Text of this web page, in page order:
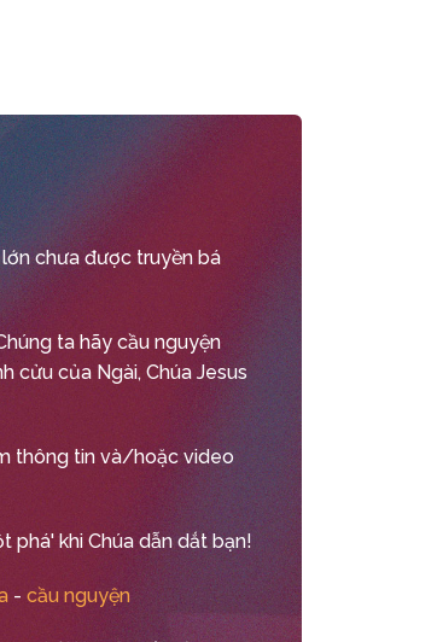
chưa được truyền bá
ta hãy cầu nguyện
cửu của Ngài, Chúa Jesus
thông tin và/hoặc video
phá' khi Chúa dẫn dắt bạn!
- cầu nguyện